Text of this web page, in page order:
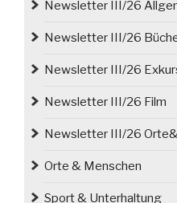
Newsletter III/26
Newsletter III/26
Newsletter III/26
Newsletter III/26 Film
Newsletter III/26
Orte & Menschen
Sport & Unterhaltung